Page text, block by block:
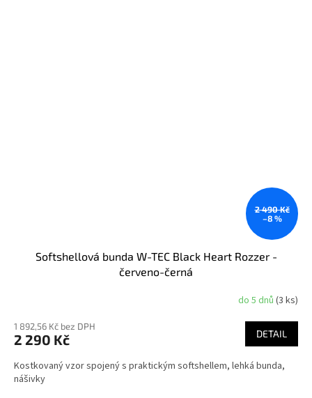
2 490 Kč
–8 %
Softshellová bunda W-TEC Black Heart Rozzer -
červeno-černá
do 5 dnů (3 ks)
1 892,56 Kč bez DPH
2 290 Kč DETAIL
Kostkovaný vzor spojený s praktickým softshellem, lehká bunda,
nášivky